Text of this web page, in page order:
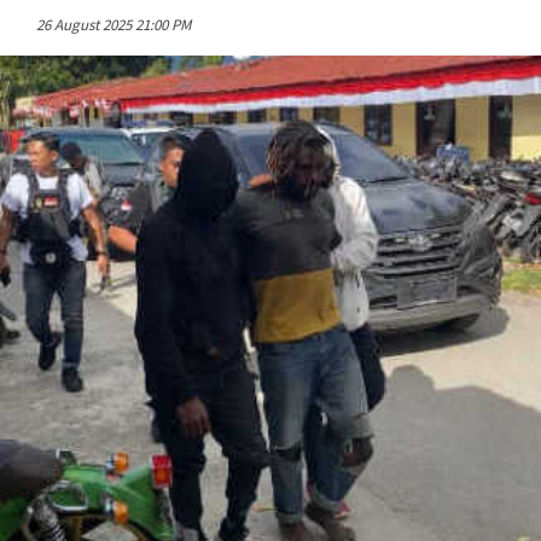
26 August 2025 21:00 PM